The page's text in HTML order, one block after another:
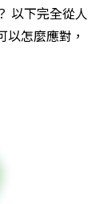
以下完全從人
怎麼應對，